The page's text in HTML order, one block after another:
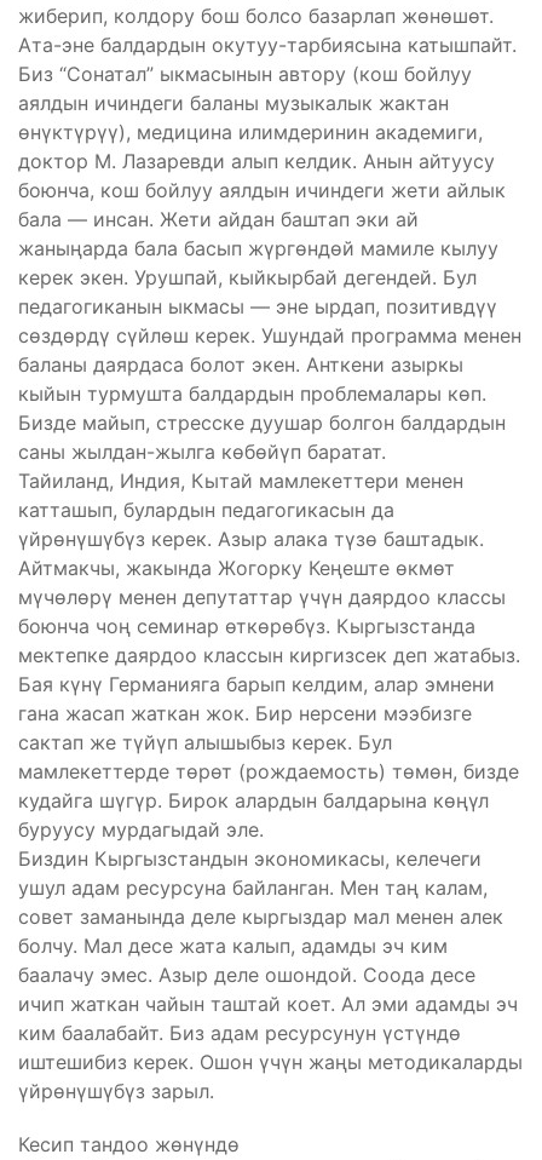
жиберип, колдору бош болсо базарлап жөнөшөт.
Ата-эне балдардын окутуу-тарбиясына катышпайт.
Биз “Сонатал” ыкмасынын автору (кош бойлуу
аялдын ичиндеги баланы музыкалык жактан
өнүктүрүү), медицина илимдеринин академиги,
доктор М. Лазаревди алып келдик. Анын айтуусу
боюнча, кош бойлуу аялдын ичиндеги жети айлык
бала — инсан. Жети айдан баштап эки ай
жаныңарда бала басып жүргөндөй мамиле кылуу
керек экен. Урушпай, кыйкырбай дегендей. Бул
педагогиканын ыкмасы — эне ырдап, позитивдүү
сөздөрдү сүйлөш керек. Ушундай программа менен
баланы даярдаса болот экен. Анткени азыркы
кыйын турмушта балдардын проблемалары көп.
Бизде майып, стресске дуушар болгон балдардын
саны жылдан-жылга көбөйүп баратат.
Тайиланд, Индия, Кытай мамлекеттери менен
катташып, булардын педагогикасын да
үйрөнүшүбүз керек. Азыр алака түзө баштадык.
Айтмакчы, жакында Жогорку Кеңеште өкмөт
мүчөлөрү менен депутаттар үчүн даярдоо классы
боюнча чоң семинар өткөрөбүз. Кыргызстанда
мектепке даярдоо классын киргизсек деп жатабыз.
Бая күнү Германияга барып келдим, алар эмнени
гана жасап жаткан жок. Бир нерсени мээбизге
сактап же түйүп алышыбыз керек. Бул
мамлекеттерде төрөт (рождаемость) төмөн, бизде
кудайга шүгүр. Бирок алардын балдарына көңүл
буруусу мурдагыдай эле.
Биздин Кыргызстандын экономикасы, келечеги
ушул адам ресурсуна байланган. Мен таң калам,
совет заманында деле кыргыздар мал менен алек
болчу. Мал десе жата калып, адамды эч ким
баалачу эмес. Азыр деле ошондой. Соода десе
ичип жаткан чайын таштай коет. Ал эми адамды эч
ким баалабайт. Биз адам ресурсунун үстүндө
иштешибиз керек. Ошон үчүн жаңы методикаларды
үйрөнүшүбүз зарыл.
Кесип тандоо жөнүндө